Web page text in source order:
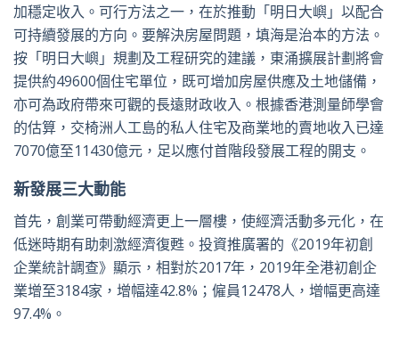
加穩定收入。可行方法之一，在於推動「明日大嶼」以配合
可持續發展的方向。要解決房屋問題，填海是治本的方法。
按「明日大嶼」規劃及工程研究的建議，東涌擴展計劃將會
提供約49600個住宅單位，既可增加房屋供應及土地儲備，
亦可為政府帶來可觀的長遠財政收入。根據香港測量師學會
的估算，交椅洲人工島的私人住宅及商業地的賣地收入已達
7070億至11430億元，足以應付首階段發展工程的開支。
新發展三大動能
首先，創業可帶動經濟更上一層樓，使經濟活動多元化，在
低迷時期有助刺激經濟復甦。投資推廣署的《2019年初創
企業統計調查》顯示，相對於2017年，2019年全港初創企
業增至3184家，增幅達42.8%；僱員12478人，增幅更高達
97.4%。